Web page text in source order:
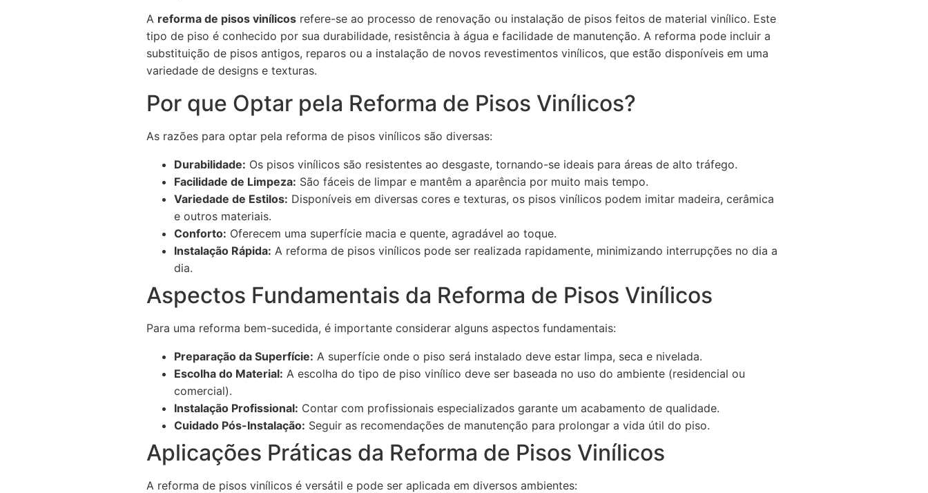
A reforma de pisos vinílicos refere-se ao processo de renovação ou instalação de pisos feitos de material vinílico. Este
tipo de piso é conhecido por sua durabilidade, resistência à água e facilidade de manutenção. A reforma pode incluir a
substituição de pisos antigos, reparos ou a instalação de novos revestimentos vinílicos, que estão disponíveis em uma
variedade de designs e texturas.
Por que Optar pela Reforma de Pisos Vinílicos?
As razões para optar pela reforma de pisos vinílicos são diversas:
Durabilidade: Os pisos vinílicos são resistentes ao desgaste, tornando-se ideais para áreas de alto tráfego.
Facilidade de Limpeza: São fáceis de limpar e mantêm a aparência por muito mais tempo.
Variedade de Estilos: Disponíveis em diversas cores e texturas, os pisos vinílicos podem imitar madeira, cerâmica
e outros materiais.
Conforto: Oferecem uma superfície macia e quente, agradável ao toque.
Instalação Rápida: A reforma de pisos vinílicos pode ser realizada rapidamente, minimizando interrupções no dia a
dia.
Aspectos Fundamentais da Reforma de Pisos Vinílicos
Para uma reforma bem-sucedida, é importante considerar alguns aspectos fundamentais:
Preparação da Superfície: A superfície onde o piso será instalado deve estar limpa, seca e nivelada.
Escolha do Material: A escolha do tipo de piso vinílico deve ser baseada no uso do ambiente (residencial ou
comercial).
Instalação Profissional: Contar com profissionais especializados garante um acabamento de qualidade.
Cuidado Pós-Instalação: Seguir as recomendações de manutenção para prolongar a vida útil do piso.
Aplicações Práticas da Reforma de Pisos Vinílicos
A reforma de pisos vinílicos é versátil e pode ser aplicada em diversos ambientes: